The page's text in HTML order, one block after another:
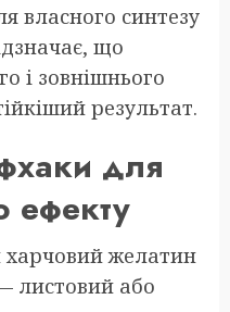
власного синтезу
що
і зовнішнього
результат.
для
ефекту
харчовий желатин
листовий або